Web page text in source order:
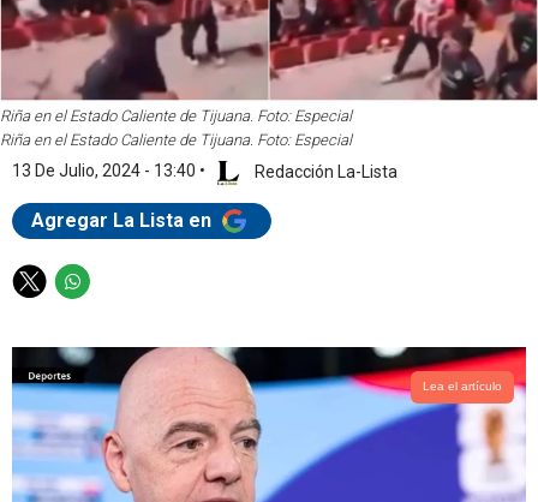
Riña en el Estado Caliente de Tijuana. Foto: Especial
Riña en el Estado Caliente de Tijuana. Foto: Especial
13 De Julio, 2024 - 13:40 • Redacción La-Lista
Agregar La Lista en
T
i
t
t
e
r
W
a
t
s
a
p
p
Lea el artículo